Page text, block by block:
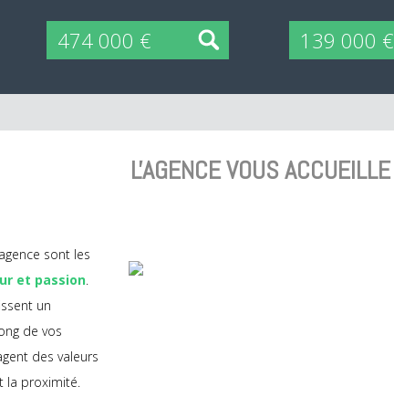
474 000 € 139 000 €
L'AGENCE VOUS ACCUEILLE
sont les
et passion.
un
de vos
des valeurs
la proximité.